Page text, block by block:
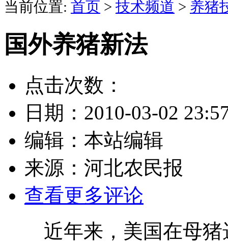
当前位置: 首页 > 技术频道 > 养猪
国外养猪新法
点击次数：
日期： 2010-03-02
编辑： 本站编辑
来源： 河北农民报
查看更多评论
近年来，美国在母猪